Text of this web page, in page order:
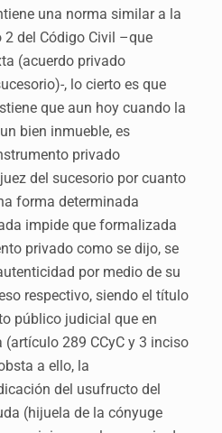
una norma similar a la
del Código Civil –que
(acuerdo privado
, lo cierto es que
que aun hoy cuando la
bien inmueble, es
privado
del sucesorio por cuanto
forma determinada
impide que formalizada
privado como se dijo, se
por medio de su
respectivo, siendo el título
público judicial que en
289 CCyC y 3 inciso
a ello, la
del usufructo del
(hijuela de la cónyuge